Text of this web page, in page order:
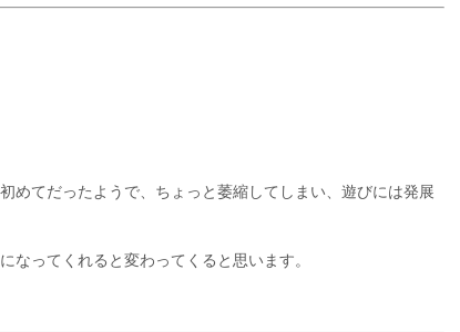
めてだったようで、ちょっと萎縮してしまい、遊びには発展
ってくれると変わってくると思います。